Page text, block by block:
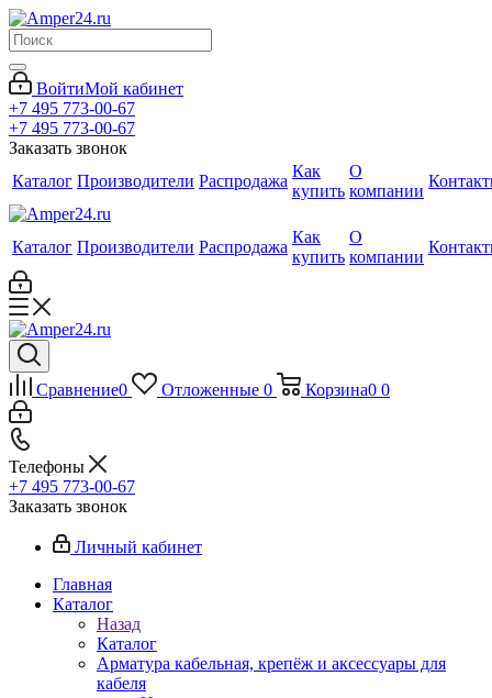
ВойтиМой кабинет
+7 495 773-00-67
+7 495 773-00-67
Заказать звонок
Каталог Производители Распродажа
Как
купить
О
компании
Каталог Производители Распродажа
Как
купить
О
компании
Сравнение0 Отложенные 0 Корзина0 0
Телефоны
+7 495 773-00-67
Заказать звонок
Личный кабинет
Главная
Каталог
Назад
Каталог
Арматура кабельная, крепёж и аксессуары для
кабеля